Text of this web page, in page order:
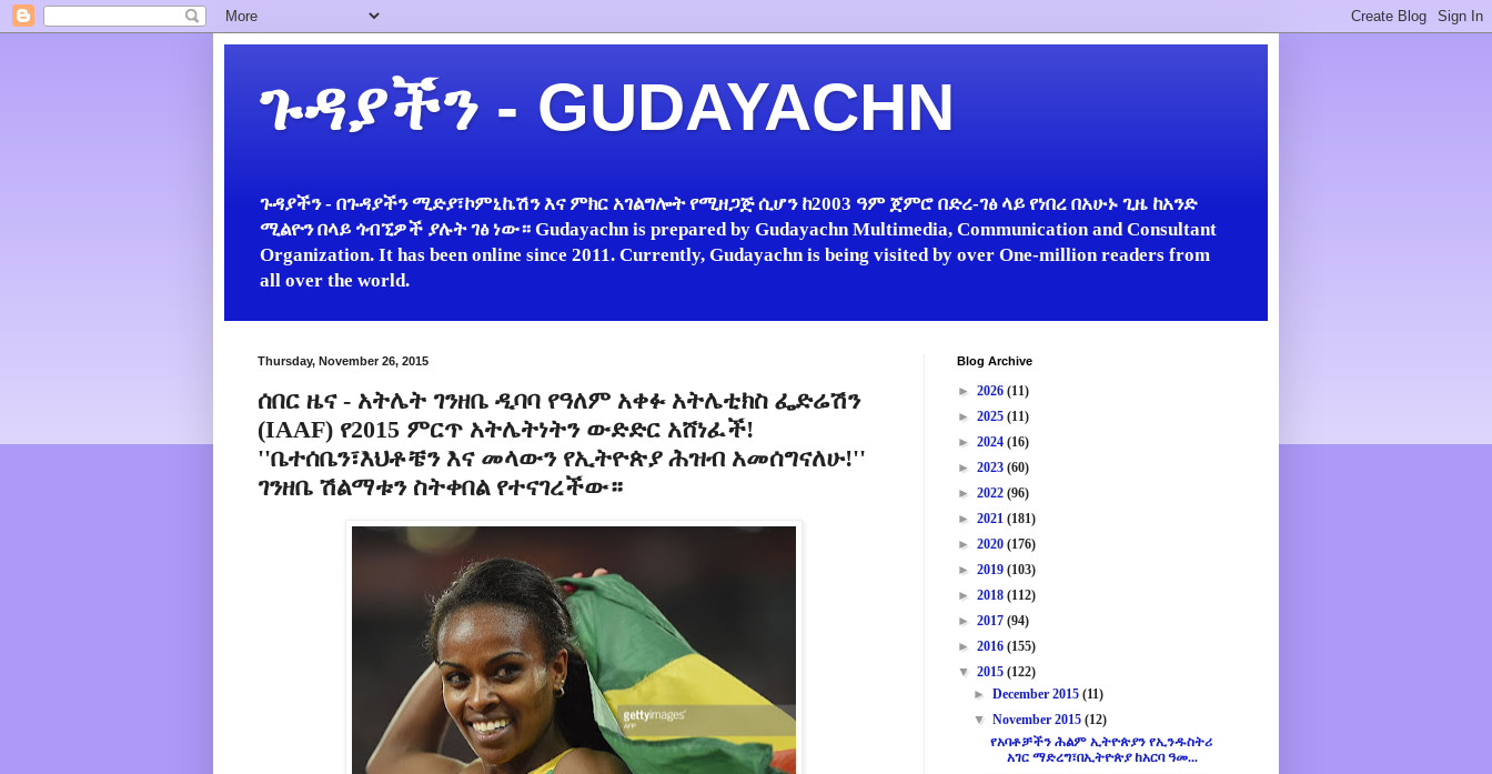
ጉዳያችን - GUDAYACHN
ጉዳያችን - በጉዳያችን ሚድያ፣ኮምኒኬሽን እና ምክር አገልግሎት የሚዘጋጅ ሲሆን ከ2003 ዓም ጀምሮ በድረ-ገፅ ላይ የነበረ በአሁኑ ጊዜ ከአንድ
ሚልዮን በላይ ጎብኚዎች ያሉት ገፅ ነው። Gudayachn is prepared by Gudayachn Multimedia, Communication and Consultant
Organization. It has been online since 2011. Currently, Gudayachn is being visited by over One-million readers from
all over the world.
Thursday, November 26, 2015
ሰበር ዜና - አትሌት ገንዘቤ ዲባባ የዓለም አቀፉ አትሌቲክስ ፌድሬሽን
(IAAF) የ2015 ምርጥ አትሌትነትን ውድድር አሸነፈች!
''ቤተሰቤን፣እህቶቼን እና መላውን የኢትዮጵያ ሕዝብ አመሰግናለሁ!''
ገንዘቤ ሽልማቱን ስትቀበል የተናገረችው።
Blog Archive
► 2026 (11)
► 2025 (11)
► 2024 (16)
► 2023 (60)
► 2022 (96)
► 2021 (181)
► 2020 (176)
► 2019 (103)
► 2018 (112)
► 2017 (94)
► 2016 (155)
▼ 2015 (122)
►December 2015(11)
▼November 2015(12)
የአባቶቻችን ሕልም ኢትዮጵያን የኢንዱስትሪ
አገር ማድረግ፣በኢትዮጵያ ከአርባ ዓመ...